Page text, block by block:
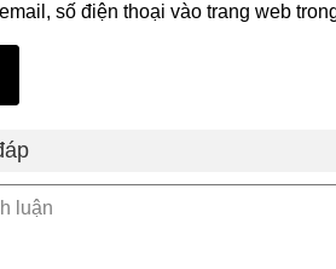
số điện thoại vào trang web